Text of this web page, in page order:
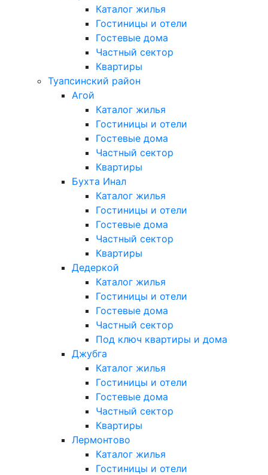
Каталог жилья
Гостиницы и отели
Гостевые дома
Частный сектор
Квартиры
Туапсинский район
Агой
Каталог жилья
Гостиницы и отели
Гостевые дома
Частный сектор
Квартиры
Бухта Инал
Каталог жилья
Гостиницы и отели
Гостевые дома
Частный сектор
Квартиры
Дедеркой
Каталог жилья
Гостиницы и отели
Гостевые дома
Частный сектор
Под ключ квартиры и дома
Джубга
Каталог жилья
Гостиницы и отели
Гостевые дома
Частный сектор
Квартиры
Лермонтово
Каталог жилья
Гостиницы и отели